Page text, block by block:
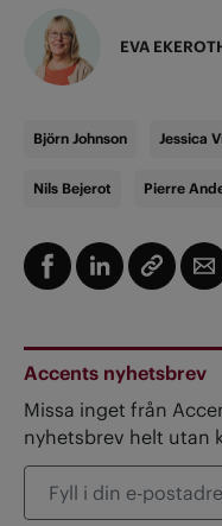
EVA
Björn Johnson Jessica
Nils Bejerot Pierre
Accents nyhetsbrev
Missa inget från
nyhetsbrev helt utan